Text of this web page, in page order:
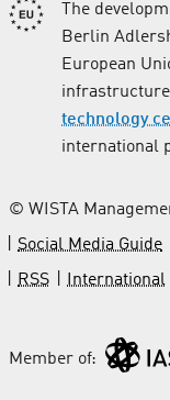
The
Berlin
European
technology
international
© WISTA
Social Media Guide
RSS
International
Member of: